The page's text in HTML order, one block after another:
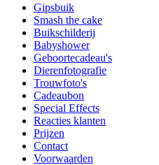
Gipsbuik
Smash the cake
Buikschilderij
Babyshower
Geboortecadeau's
Dierenfotografie
Trouwfoto's
Cadeaubon
Special Effects
Reacties klanten
Prijzen
Contact
Voorwaarden